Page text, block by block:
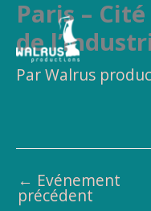
Aller
au
contenu
Paris –
de
ParWalrus
← Evénement
précédent